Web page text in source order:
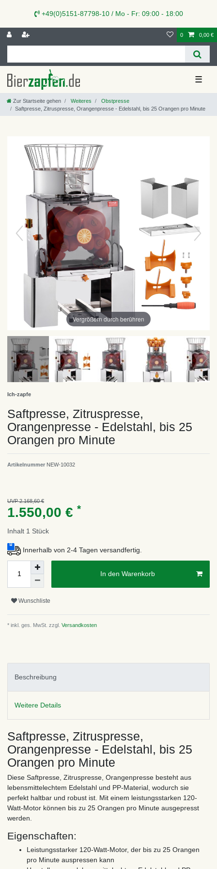
+49(0)5151-87798-10 / Mo - Fr: 09:00 - 18:00
0 0,00 €
☰
Zur Startseite gehen Weiteres
Obstpresse
Saftpresse, Zitruspresse, Orangenpresse - Edelstahl, bis 25 Orangen pro Minute
Vergrößern durch berühren
Ich-zapfe
Saftpresse, Zitruspresse,
Orangenpresse - Edelstahl, bis 25
Orangen pro Minute
Artikelnummer NEW-10032
UVP 2.168,60 €
1.550,00 € *
Inhalt 1 Stück
Innerhalb von 2-4 Tagen versandfertig.
In den Warenkorb
Wunschliste
* inkl. ges. MwSt. zzgl. Versandkosten
Beschreibung
Weitere Details
Saftpresse, Zitruspresse,
Orangenpresse - Edelstahl, bis 25
Orangen pro Minute
Diese Saftpresse, Zitruspresse, Orangenpresse besteht aus
lebensmittelechtem Edelstahl und PP-Material, wodurch sie
perfekt haltbar und robust ist. Mit einem leistungsstarken 120-
Watt-Motor können bis zu 25 Orangen pro Minute ausgepresst
werden.
Eigenschaften:
Leistungsstarker 120-Watt-Motor, der bis zu 25 Orangen
pro Minute auspressen kann